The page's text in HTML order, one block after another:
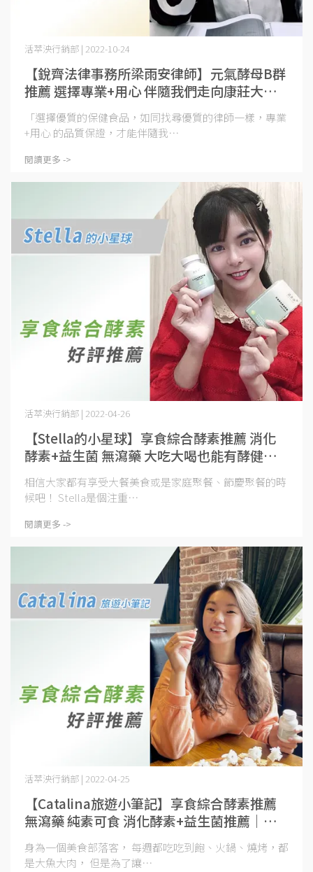
【銳齊法律事務所梁雨安律師】元氣酵母B群
推薦 選擇專業+用心 伴隨我們走向康莊大道
｜活萃泱
活萃泱行銷部 | 2022-10-24
「選擇優質的保健食品，如同找尋優質的律師一樣，專業
+用心 的品質保證，才能伴隨我⋯
閱讀更多 ->
【Stella的小星球】享食綜合酵素推薦 消化
酵素+益生菌 無瀉藥 大吃大喝也能有酵健康
｜活萃泱
活萃泱行銷部 | 2022-04-26
相信大家都有享受大餐美食或是家庭聚餐、節慶聚餐的時
候吧！ Stella是個注重⋯
閱讀更多 ->
【Catalina旅遊小筆記】享食綜合酵素推薦
無瀉藥 純素可食 消化酵素+益生菌推薦｜活
活萃泱行銷部 | 2022-04-25
身為一個美食部落客， 每週都吃吃到飽、火鍋、燒烤，都
是大魚大肉， 但是為了讓⋯